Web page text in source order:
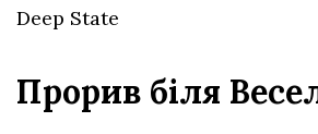
Deep State
Прорив біля